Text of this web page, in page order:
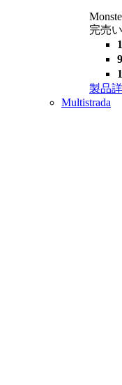
完売
製品
Multistrada